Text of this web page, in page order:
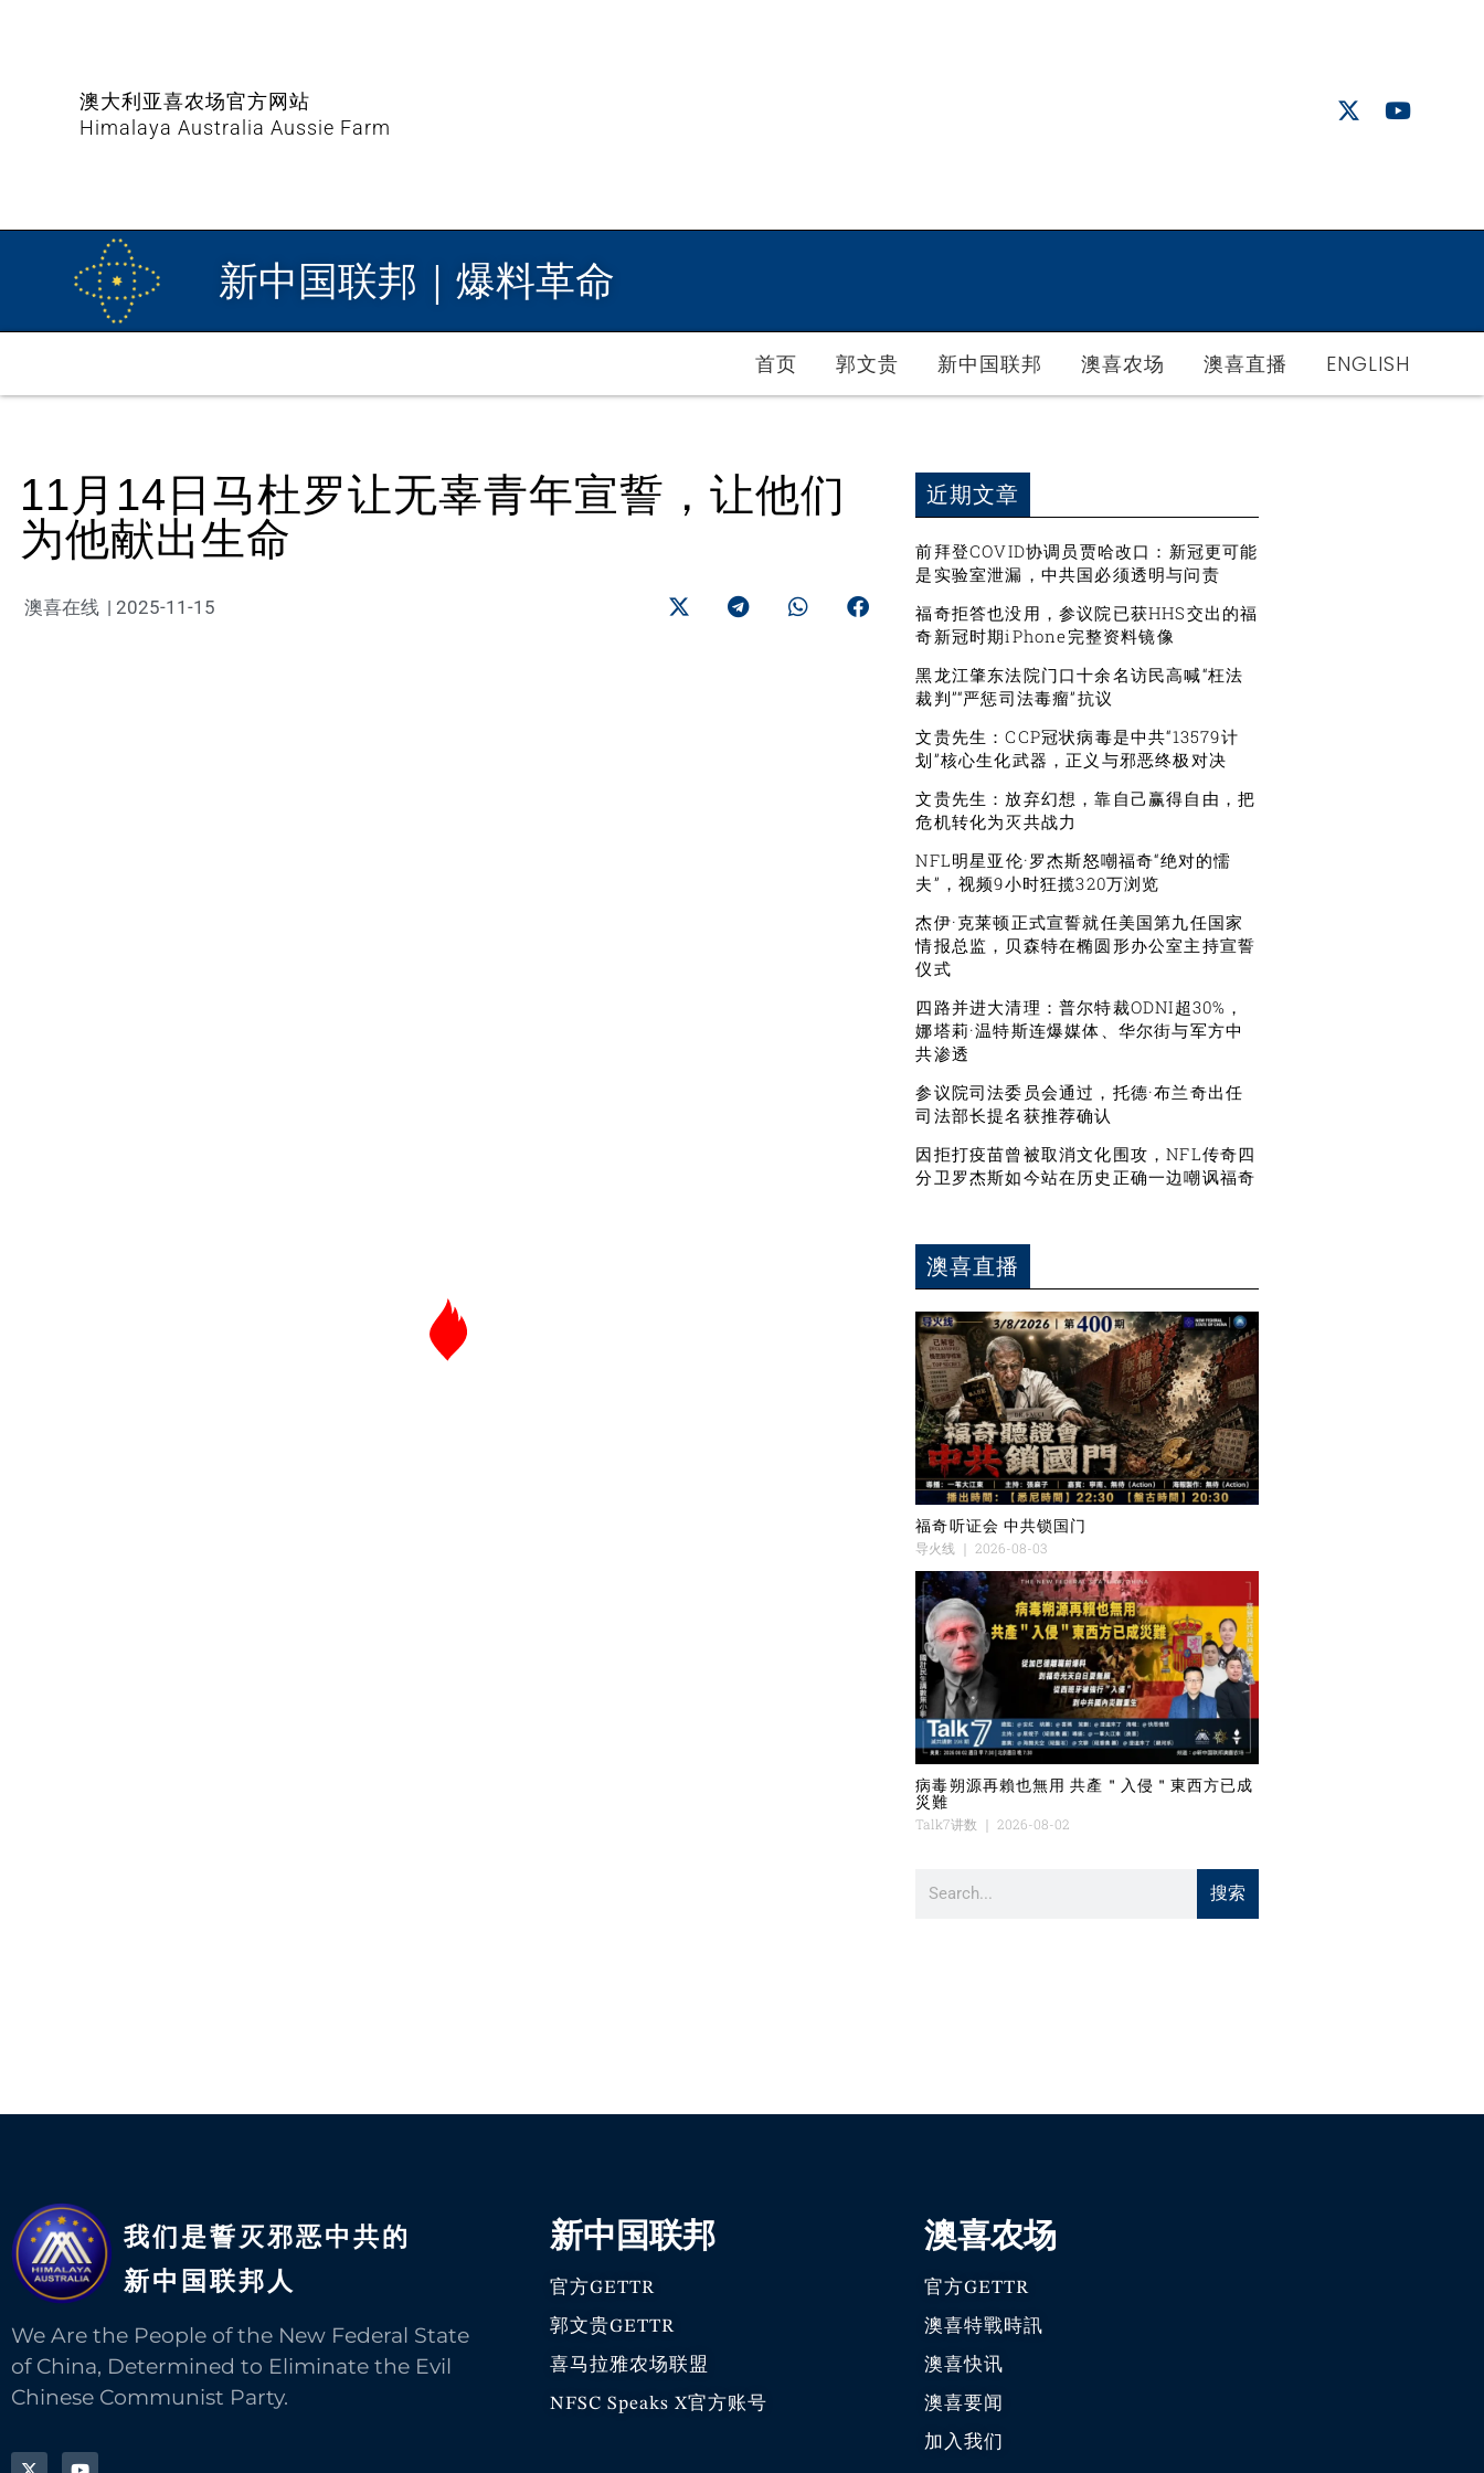
澳大利亚喜农场官方网站
Himalaya Australia Aussie Farm
新中国联邦｜爆料革命
首页 郭文贵 新中国联邦 澳喜农场 澳喜直播 ENGLISH
11月14日马杜罗让无辜青年宣誓，让他们
为他献出生命
澳喜在线 | 2025-11-15
近期文章
前拜登COVID协调员贾哈改口：新冠更可能
是实验室泄漏，中共国必须透明与问责
福奇拒答也没用，参议院已获HHS交出的福
奇新冠时期iPhone完整资料镜像
黑龙江肇东法院门口十余名访民高喊“枉法
裁判”“严惩司法毒瘤”抗议
文贵先生：CCP冠状病毒是中共“13579计
划”核心生化武器，正义与邪恶终极对决
文贵先生：放弃幻想，靠自己赢得自由，把
危机转化为灭共战力
NFL明星亚伦·罗杰斯怒嘲福奇“绝对的懦
夫”，视频9小时狂揽320万浏览
杰伊·克莱顿正式宣誓就任美国第九任国家
情报总监，贝森特在椭圆形办公室主持宣誓
仪式
四路并进大清理：普尔特裁ODNI超30%，
娜塔莉·温特斯连爆媒体、华尔街与军方中
共渗透
参议院司法委员会通过，托德·布兰奇出任
司法部长提名获推荐确认
因拒打疫苗曾被取消文化围攻，NFL传奇四
分卫罗杰斯如今站在历史正确一边嘲讽福奇
澳喜直播
福奇听证会 中共锁国门
导火线
2026-08-03
病毒朔源再賴也無用 共產＂入侵＂東西方已成
災難
Talk7讲数
2026-08-02
搜索
我们是誓灭邪恶中共的
新中国联邦人​
We Are the People of the New Federal State
of China, Determined to Eliminate the Evil
Chinese Communist Party.
新中国联邦
官方GETTR
郭文贵GETTR
喜马拉雅农场联盟
NFSC Speaks X官方账号
澳喜农场
官方GETTR
澳喜特戰時訊
澳喜快讯
澳喜要闻
加入我们